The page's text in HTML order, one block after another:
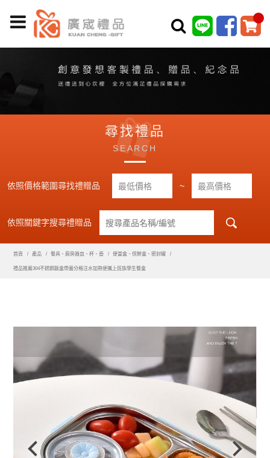
尋找禮品
SEARCH
依照價格範圍尋找禮贈品 ~
依照關鍵字搜尋禮贈品
首頁 產品 餐具、廚房器皿、杯、壺 便當盒、保鮮盒、密封罐
禮品推薦304不銹鋼飯盒帶蓋分格注水加熱便攜上班族學生餐盒